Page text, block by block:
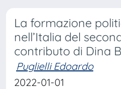
La formazione
nell’Italia del
contributo di Dina
Puglielli Edoardo
2022-01-01